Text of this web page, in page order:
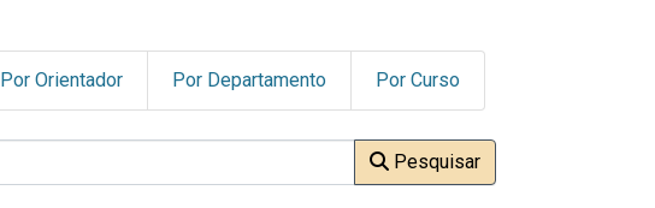
Por Orientador Por Departamento Por Curso
Pesquisar